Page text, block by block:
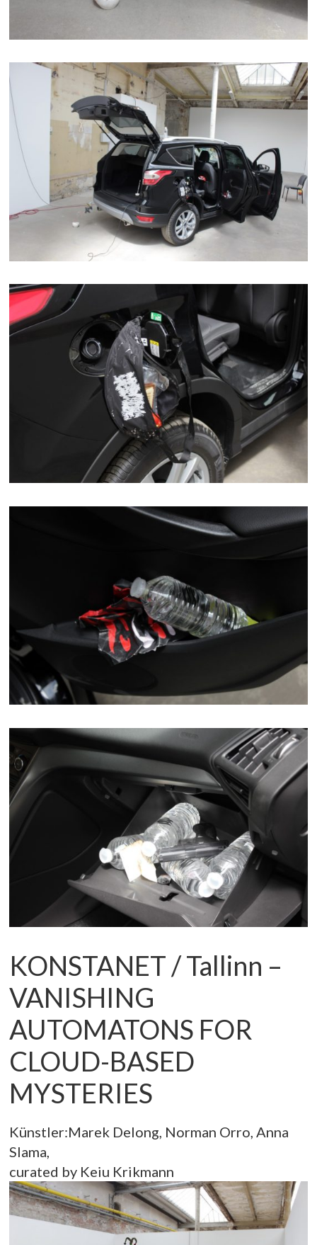
KONSTANET / Tallinn –
VANISHING
AUTOMATONS FOR
CLOUD-BASED
MYSTERIES
Künstler:Marek Delong, Norman Orro, Anna
Slama,
curated by Keiu Krikmann